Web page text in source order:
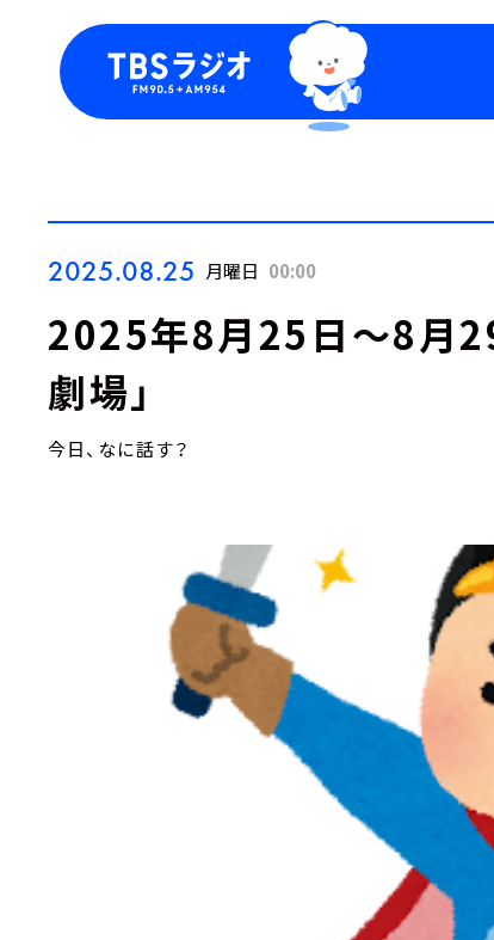
2025.08.25 月曜日 00:00
2025年8月25日～8月
劇場」
今日、なに話す？